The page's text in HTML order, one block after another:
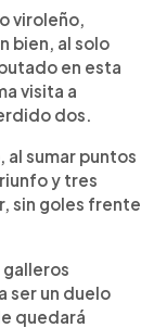
viroleño,
bien, al solo
en esta
visita a
dos.
al sumar puntos
y tres
sin goles frente
ser un duelo
quedará